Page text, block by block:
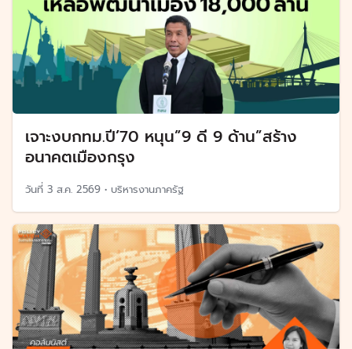
เจาะงบกทม.ปี’70 หนุน”9 ดี 9 ด้าน”สร้าง
อนาคตเมืองกรุง
วันที่ 3 ส.ค. 2569 • บริหารงานภาครัฐ